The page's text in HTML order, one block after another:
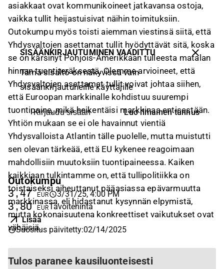
asiakkaat ovat kommunikoineet jatkavansa ostoja,
vaikka tullit heijastuisivat näihin toimituksiin.
Outokumpu myös toisti aiemman viestinsä siitä, että
Yhdysvaltojen asettamat tullit hyödyttävät sitä, koska
se on kärsinyt Pohjois-Amerikkaan tulleesta matalan
hinnan tuontiteräksestä. Olemme arvioineet, että
Yhdysvaltojen asettamat tullit voivat johtaa siihen,
että Euroopan markkinalle kohdistuu suurempi
tuontipaine, mikä heikentäisi markkinaa entisestään.
Yhtiön mukaan se ei ole havainnut vientiä
Yhdysvalloista Atlantin tälle puolelle, mutta muistutti
sen olevan tärkeää, että EU kykenee reagoimaan
mahdollisiin muutoksiin tuontipaineessa. Kaiken
kaikkiaan tulkintamme on, että tullipolitiikka on
toistaiseksi aiheuttanut pääasiassa epävarmuutta
markkinassa, eli hidastanut kysynnän elpymistä,
mutta kokonaisuutena konkreettiset vaikutukset ovat
vähäisiä.
Tulos paranee kausiluonteisesti
SISÄÄNKIRJAUTUMINEN VAADITTU
Tämä sisältö on näkyvissä vain
sisäänkirjautuneille käyttäjille
Kirjaudu sisään Luo ilmainen tunnus
Outokumpu
3,47 EUR 3/31/25, 4:00 PM
3,80 EURTavoitehinta
Lisää
Suositus päivitetty:02/14/2025